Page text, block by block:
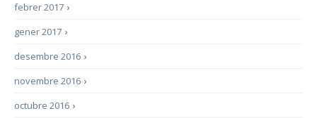
›
febrer 2017
›
gener 2017
›
desembre 2016
›
novembre 2016
›
octubre 2016